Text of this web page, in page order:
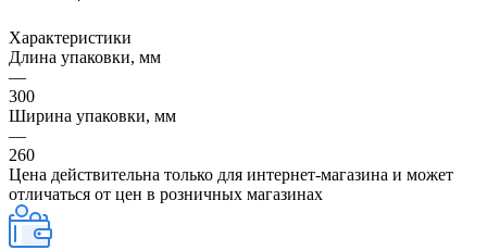
Характеристики
Длина упаковки, мм
—
300
Ширина упаковки, мм
—
260
Цена действительна только для интернет-магазина и может
отличаться от цен в розничных магазинах